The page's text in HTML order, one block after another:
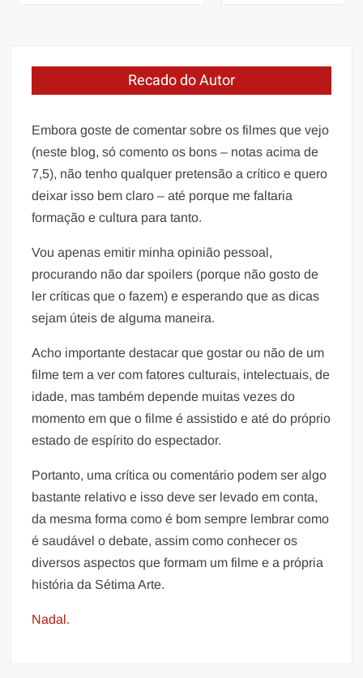
Recado do Autor
Embora goste de comentar sobre os filmes que vejo
(neste blog, só comento os bons – notas acima de
7,5), não tenho qualquer pretensão a crítico e quero
deixar isso bem claro – até porque me faltaria
formação e cultura para tanto.
Vou apenas emitir minha opinião pessoal,
procurando não dar spoilers (porque não gosto de
ler críticas que o fazem) e esperando que as dicas
sejam úteis de alguma maneira.
Acho importante destacar que gostar ou não de um
filme tem a ver com fatores culturais, intelectuais, de
idade, mas também depende muitas vezes do
momento em que o filme é assistido e até do próprio
estado de espírito do espectador.
Portanto, uma crítica ou comentário podem ser algo
bastante relativo e isso deve ser levado em conta,
da mesma forma como é bom sempre lembrar como
é saudável o debate, assim como conhecer os
diversos aspectos que formam um filme e a própria
história da Sétima Arte.
Nadal.